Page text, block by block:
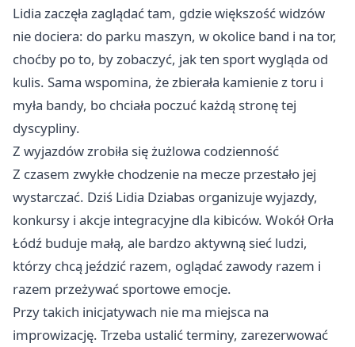
Lidia zaczęła zaglądać tam, gdzie większość widzów
nie dociera: do parku maszyn, w okolice band i na tor,
choćby po to, by zobaczyć, jak ten sport wygląda od
kulis. Sama wspomina, że zbierała kamienie z toru i
myła bandy, bo chciała poczuć każdą stronę tej
dyscypliny.
Z wyjazdów zrobiła się żużlowa codzienność
Z czasem zwykłe chodzenie na mecze przestało jej
wystarczać. Dziś Lidia Dziabas organizuje wyjazdy,
konkursy i akcje integracyjne dla kibiców. Wokół Orła
Łódź buduje małą, ale bardzo aktywną sieć ludzi,
którzy chcą jeździć razem, oglądać zawody razem i
razem przeżywać sportowe emocje.
Przy takich inicjatywach nie ma miejsca na
improwizację. Trzeba ustalić terminy, zarezerwować